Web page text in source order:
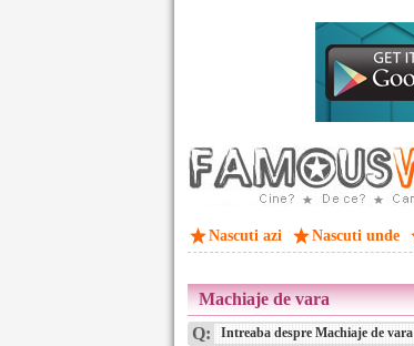
Nascuti azi Nascuti unde
Machiaje de vara
Q: Intreaba despre Machiaje de vara